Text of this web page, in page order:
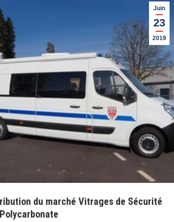
Juin
23
2019
du marché Vitrages de Sécurité